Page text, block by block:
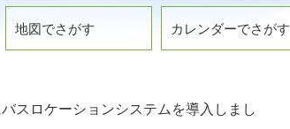
地図でさがす カレンダーでさがす
スロケーションシステムを導入しまし